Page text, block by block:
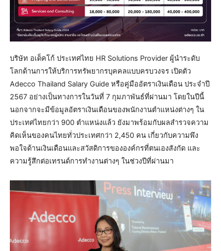
บริษัท อเด็คโก้ ประเทศไทย HR Solutions Provider ผู้นำระดับ
โลกด้านการให้บริการทรัพยากรบุคคลแบบครบวงจร เปิดตัว
Adecco Thailand Salary Guide หรือคู่มืออัตราเงินเดือน ประจำปี
2567 อย่างเป็นทางการในวันที่ 7 กุมภาพันธ์ที่ผ่านมา โดยในปีนี้
นอกจากจะมีข้อมูลอัตราเงินเดือนของพนักงานตำแหน่งต่างๆ ใน
ประเทศไทยกว่า 900 ตำแหน่งแล้ว ยังมาพร้อมกับผลสำรวจความ
คิดเห็นของคนไทยทั่วประเทศกว่า 2,450 คน เกี่ยวกับความพึง
พอใจด้านเงินเดือนและสวัสดิการขององค์กรที่ตนเองสังกัด และ
ความรู้สึกต่อเทรนด์การทำงานต่างๆ ในช่วงปีที่ผ่านมา